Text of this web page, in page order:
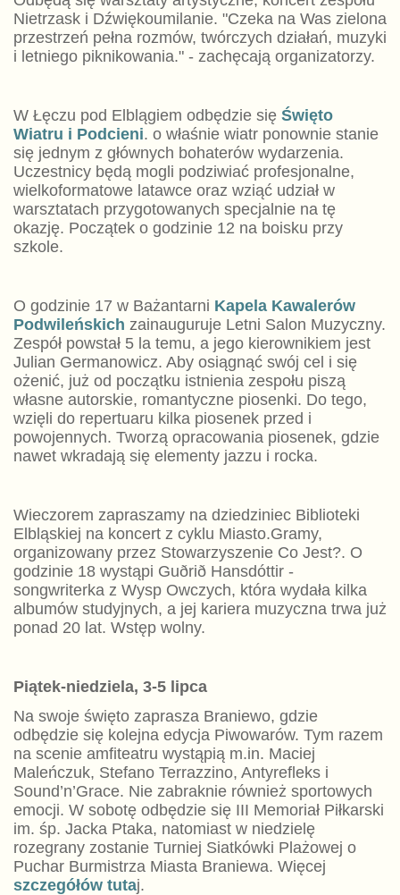
Nietrzask i Dźwiękoumilanie. "Czeka na Was zielona
przestrzeń pełna rozmów, twórczych działań, muzyki
i letniego piknikowania." - zachęcają organizatorzy.
W Łęczu pod Elblągiem odbędzie się Święto
Wiatru i Podcieni. o właśnie wiatr ponownie stanie
się jednym z głównych bohaterów wydarzenia.
Uczestnicy będą mogli podziwiać profesjonalne,
wielkoformatowe latawce oraz wziąć udział w
warsztatach przygotowanych specjalnie na tę
okazję. Początek o godzinie 12 na boisku przy
szkole.
O godzinie 17 w Bażantarni Kapela Kawalerów
Podwileńskich zainauguruje Letni Salon Muzyczny.
Zespół powstał 5 la temu, a jego kierownikiem jest
Julian Germanowicz. Aby osiągnąć swój cel i się
ożenić, już od początku istnienia zespołu piszą
własne autorskie, romantyczne piosenki. Do tego,
wzięli do repertuaru kilka piosenek przed i
powojennych. Tworzą opracowania piosenek, gdzie
nawet wkradają się elementy jazzu i rocka.
Wieczorem zapraszamy na dziedziniec Biblioteki
Elbląskiej na koncert z cyklu Miasto.Gramy,
organizowany przez Stowarzyszenie Co Jest?. O
godzinie 18 wystąpi Guðrið Hansdóttir -
songwriterka z Wysp Owczych, która wydała kilka
albumów studyjnych, a jej kariera muzyczna trwa już
ponad 20 lat. Wstęp wolny.
Piątek-niedziela, 3-5 lipca
Na swoje święto zaprasza Braniewo, gdzie
odbędzie się kolejna edycja Piwowarów. Tym razem
na scenie amfiteatru wystąpią m.in. Maciej
Maleńczuk, Stefano Terrazzino, Antyrefleks i
Sound’n’Grace. Nie zabraknie również sportowych
emocji. W sobotę odbędzie się III Memoriał Piłkarski
im. śp. Jacka Ptaka, natomiast w niedzielę
rozegrany zostanie Turniej Siatkówki Plażowej o
Puchar Burmistrza Miasta Braniewa. Więcej
szczegółów tutaj.